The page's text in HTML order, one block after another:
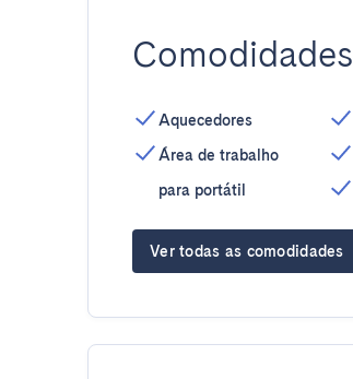
Comodidades
Aquecedores
Área de trabalho
para portátil
Ver todas as comodidades